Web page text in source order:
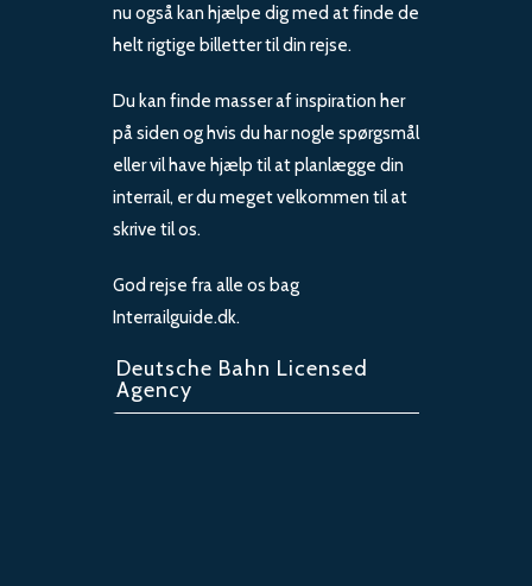
nu også kan hjælpe dig med at finde de
helt rigtige billetter til din rejse.
Du kan finde masser af inspiration her
på siden og hvis du har nogle spørgsmål
eller vil have hjælp til at planlægge din
interrail, er du meget velkommen til at
skrive til os.
God rejse fra alle os bag
Interrailguide.dk.
Deutsche Bahn Licensed
Agency